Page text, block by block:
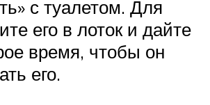
с туалетом. Для
его в лоток и дайте
время, чтобы он
его.